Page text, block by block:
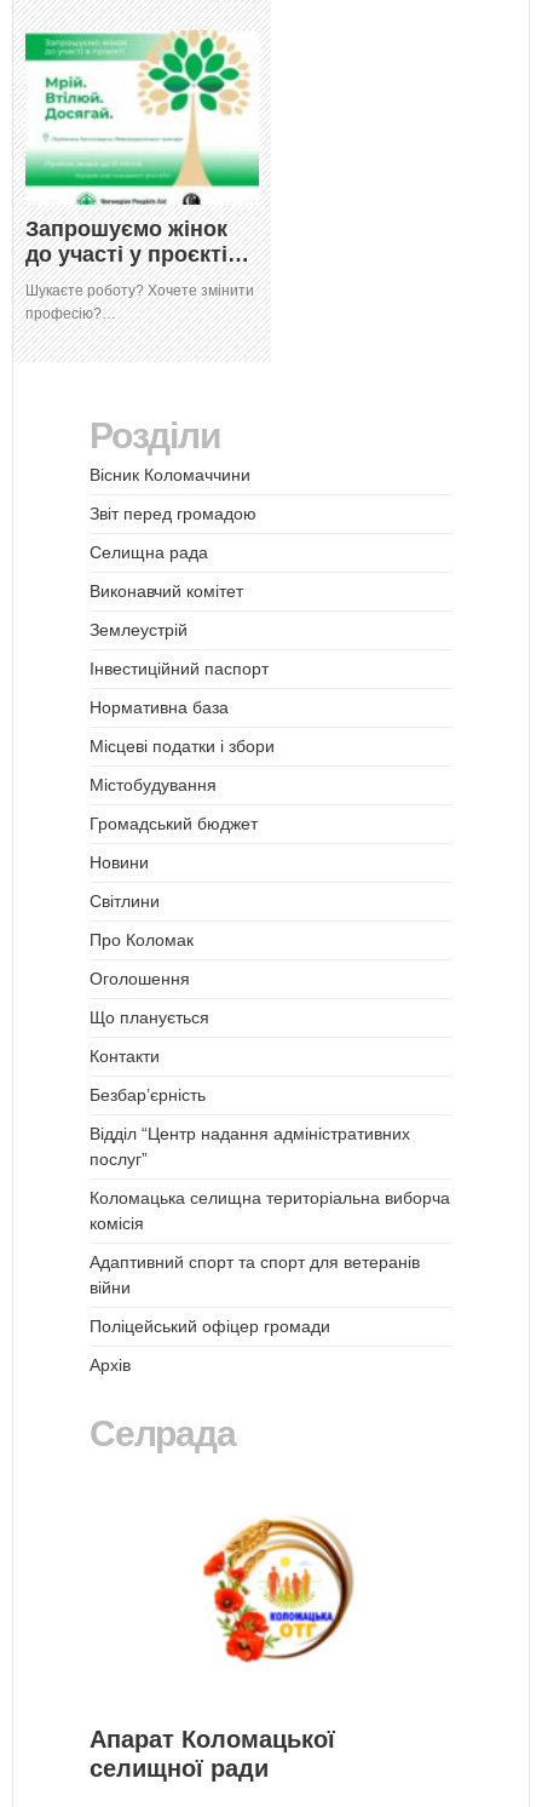
Запрошуємо жінок
до участі у проєкті…
Шукаєте роботу? Хочете змінити
професію?…
Розділи
Вісник Коломаччини
Звіт перед громадою
Селищна рада
Виконавчий комітет
Землеустрій
Інвестиційний паспорт
Нормативна база
Місцеві податки і збори
Містобудування
Громадський бюджет
Новини
Світлини
Про Коломак
Оголошення
Що планується
Контакти
Безбар’єрність
Відділ “Центр надання адміністративних
послуг”
Коломацька селищна територіальна виборча
комісія
Адаптивний спорт та спорт для ветеранів
війни
Поліцейський офіцер громади
Архів
Селрада
Апарат Коломацької
селищної ради